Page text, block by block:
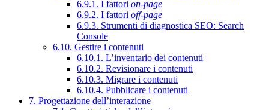
6.9.1. I fattori on-page
6.9.2. I fattori off-page
6.9.3. Strumenti di diagnostica SEO: Search
Console
6.10. Gestire i contenuti
6.10.1. L’inventario dei contenuti
6.10.2. Revisionare i contenuti
6.10.3. Migrare i contenuti
6.10.4. Pubblicare i contenuti
7. Progettazione dell’interazione